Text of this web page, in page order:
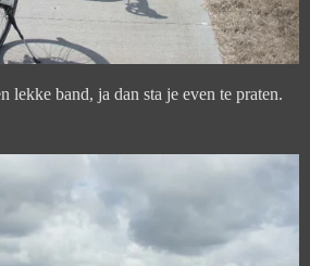
lekke band, ja dan sta je even te praten.